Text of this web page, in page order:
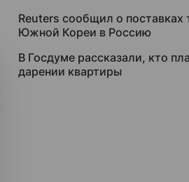
Reuters сообщил о поставках
Южной Кореи в Россию
В Госдуме рассказали, кто
дарении квартиры